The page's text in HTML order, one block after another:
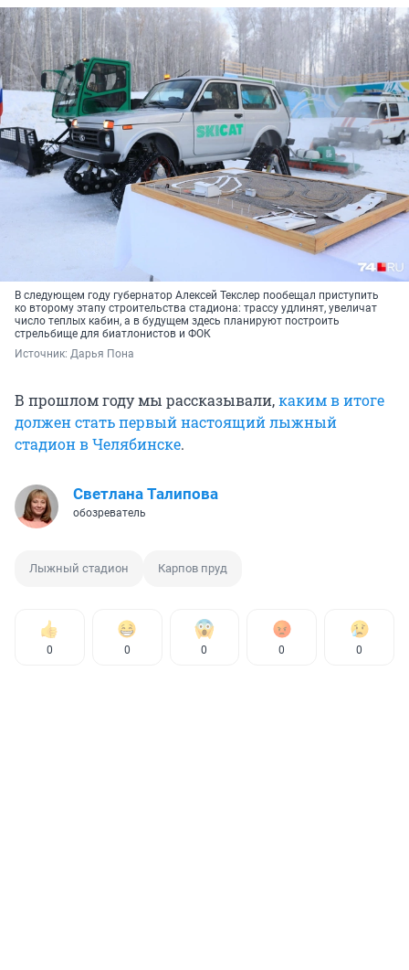
В следующем году губернатор Алексей Текслер пообещал приступить
ко второму этапу строительства стадиона: трассу удлинят, увеличат
число теплых кабин, а в будущем здесь планируют построить
стрельбище для биатлонистов и ФОК
Источник: Дарья Пона
В прошлом году мы рассказывали,каким в итоге
должен стать первый настоящий лыжный
стадион в Челябинске.
Светлана Талипова
обозреватель
Лыжный стадион Карпов пруд
0 0 0 0 0